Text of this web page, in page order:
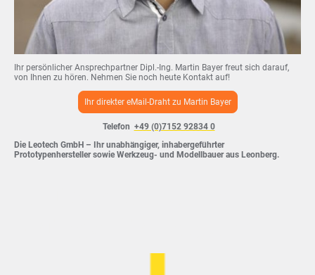
Ihr persönlicher Ansprechpartner Dipl.-Ing. Martin Bayer freut sich darauf,
von Ihnen zu hören. Nehmen Sie noch heute Kontakt auf!
Ihr direkter eMail-Draht zu Martin Bayer
Telefon +49 (0)7152 92834 0
Die Leotech GmbH – Ihr unabhängiger, inhabergeführter
Prototypenhersteller sowie Werkzeug- und Modellbauer aus Leonberg.